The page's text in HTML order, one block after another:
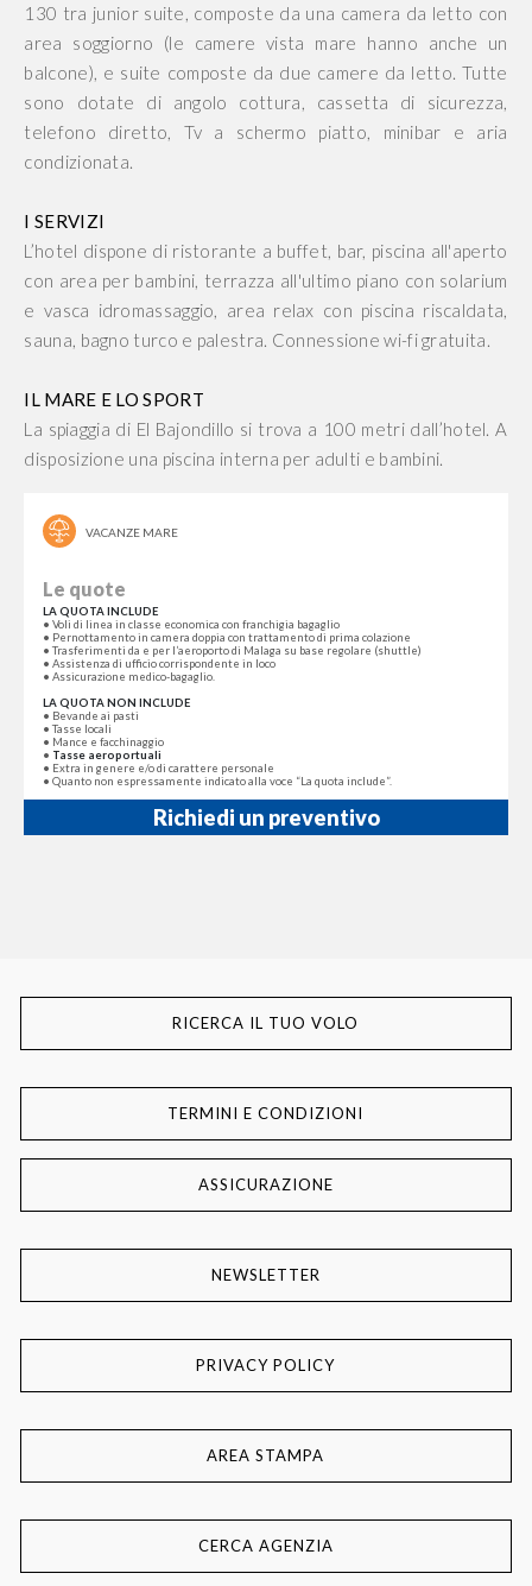
130 tra junior suite, composte da una camera da letto con
area soggiorno (le camere vista mare hanno anche un
balcone), e suite composte da due camere da letto. Tutte
sono dotate di angolo cottura, cassetta di sicurezza,
telefono diretto, Tv a schermo piatto, minibar e aria
condizionata.
I SERVIZI
L’hotel dispone di ristorante a buffet, bar, piscina all'aperto
con area per bambini, terrazza all'ultimo piano con solarium
e vasca idromassaggio, area relax con piscina riscaldata,
sauna, bagno turco e palestra. Connessione wi-fi gratuita.
IL MARE E LO SPORT
La spiaggia di El Bajondillo si trova a 100 metri dall’hotel. A
disposizione una piscina interna per adulti e bambini.
Richiedi un preventivo
VACANZE MARE
Le quote
LA QUOTA INCLUDE
• Voli di linea in classe economica con franchigia bagaglio
• Pernottamento in camera doppia con trattamento di prima colazione
• Trasferimenti da e per l’aeroporto di Malaga su base regolare (shuttle)
• Assistenza di ufficio corrispondente in loco
• Assicurazione medico-bagaglio.
LA QUOTA NON INCLUDE
• Bevande ai pasti
• Tasse locali
• Mance e facchinaggio
• Tasse aeroportuali
• Extra in genere e/o di carattere personale
• Quanto non espressamente indicato alla voce “La quota include”.
RICERCA IL TUO VOLO
TERMINI E CONDIZIONI
ASSICURAZIONE
NEWSLETTER
PRIVACY POLICY
AREA STAMPA
CERCA AGENZIA